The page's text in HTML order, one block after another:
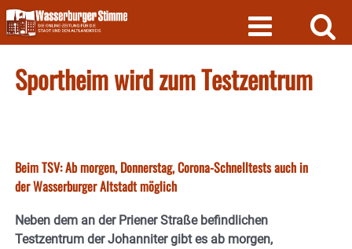
Skip
to
content
Sportheim wird zum Testzentrum
Beim TSV: Ab morgen, Donnerstag, Corona-Schnelltests auch in
der Wasserburger Altstadt möglich
Neben dem an der Priener Straße befindlichen
Testzentrum der Johanniter gibt es ab morgen,